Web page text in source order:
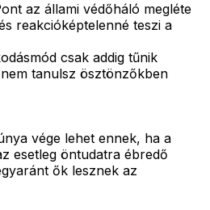
az állami védőháló megléte
reakcióképtelenné teszi a
csak addig tűnik
tanulsz ösztönzőkben
vége lehet ennek, ha a
esetleg öntudatra ébredő
ők lesznek az